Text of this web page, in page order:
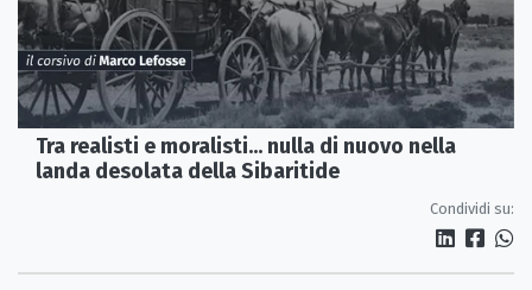
Tra realisti e moralisti... nulla di nuovo nella
landa desolata della Sibaritide
Condividi su: